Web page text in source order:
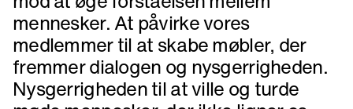
mennesker. At påvirke vores
medlemmer til at skabe møbler, der
fremmer dialogen og nysgerrigheden.
Nysgerrigheden til at ville og turde